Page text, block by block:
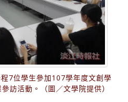
7位學生參加107學年度文創學
訪活動。（圖／文學院提供）